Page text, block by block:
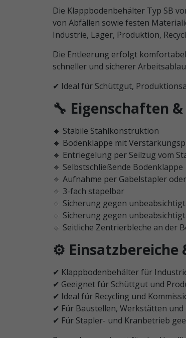
Die Klappbodenbehälter Typ SB
von Abfällen sowie festen
Industrie, Lager, Produktion,
Die Entleerung erfolgt
schneller und sicherer
✔ Ideal für Schüttgut,
🔧 Eigenschaften
🔹 Stabile Stahlkonstruktion
🔹 Bodenklappe mit
🔹 Entriegelung per Seilzug vom
🔹 Selbstschließende Bodenklappe
🔹 Aufnahme per Gabelstapler
🔹 3-fach stapelbar
🔹 Sicherung gegen
🔹 Sicherung gegen
🔹 Seitliche Zentrierbleche an der
⚙️ Einsatzbereiche
✔ Klappbodenbehälter für
✔ Geeignet für Schüttgut und
✔ Ideal für Recycling und
✔ Für Baustellen, Werkstätten und
✔ Für Stapler- und Kranbetrieb